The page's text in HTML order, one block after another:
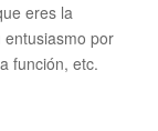
eres la
por
función, etc.